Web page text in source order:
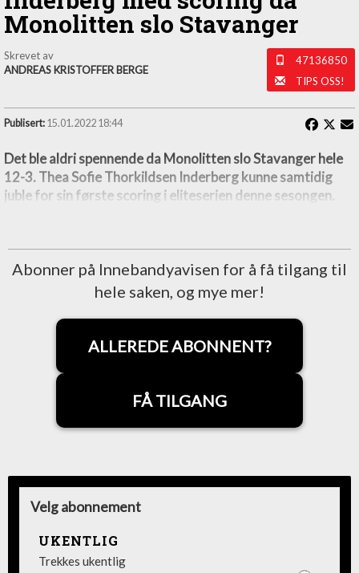
Monolitten slo Stavanger
Skrevet av
ANDREAS KRISTOFFER BERGE
47136850
TIPS OSS!
Publisert: 15.01.2022 18:44
Det ble aldri spennende da Monolitten slo Stavanger hele
12-3. Thea Sofie Thorkildsen Inderberg kunne samtidig
juble for sin første scoring i eliteserien denne sesongen.
Abonner på Innebandyavisen for å få tilgang til
hele saken, og mye mer!
ALLEREDE ABONNENT?
FÅ TILGANG
Velg abonnement
UKENTLIG
Trekkes ukentlig